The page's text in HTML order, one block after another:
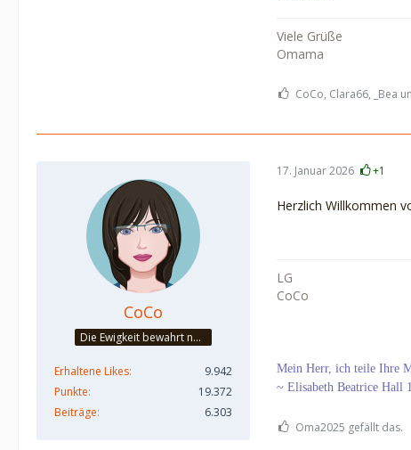
Viele Grüße
Omama
CoCo, Clara66, _Bea
CoCo
Die Ewigkeit bewahrt nur die Liebe, weil sie von gleicher Natur ist. ~Khalil Gibran~
Erhaltene Likes
9.942
Punkte
19.372
Beiträge
6.303
17. Januar 2026 +1
Herzlich Willkommen
LG
CoCo
Mein Herr, ich teile Ihre
~ Elisabeth Beatrice Hall
Oma2025 gefällt das.